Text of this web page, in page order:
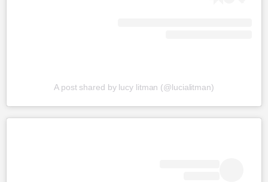
A post shared by lucy litman (@lucialitman)